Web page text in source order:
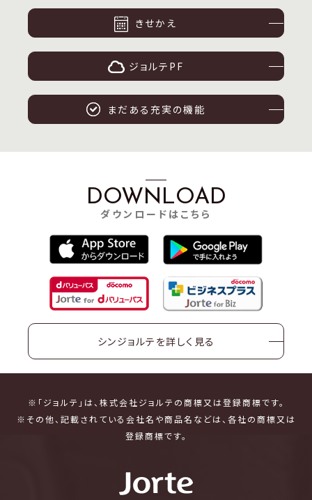
きせかえ
ジョルテPF
まだある充実の機能
DOWNLOAD
ダウンロードはこちら
シンジョルテを詳しく見る
※「ジョルテ」は、株式会社ジョルテの商標又は登録商標です。
※その他、記載されている会社名や商品名などは、各社の商標又は
登録商標です。